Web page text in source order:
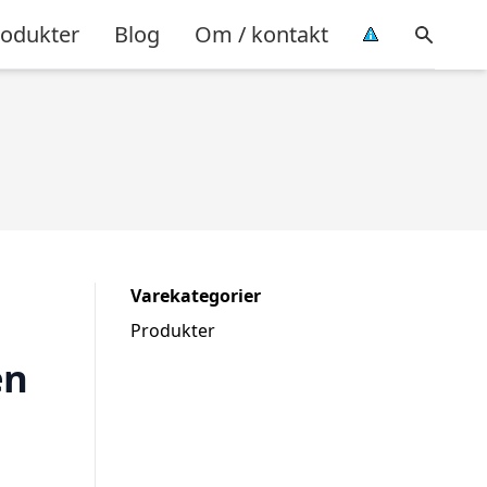
Blog Om / kontakt
Varekategorier
Produkter